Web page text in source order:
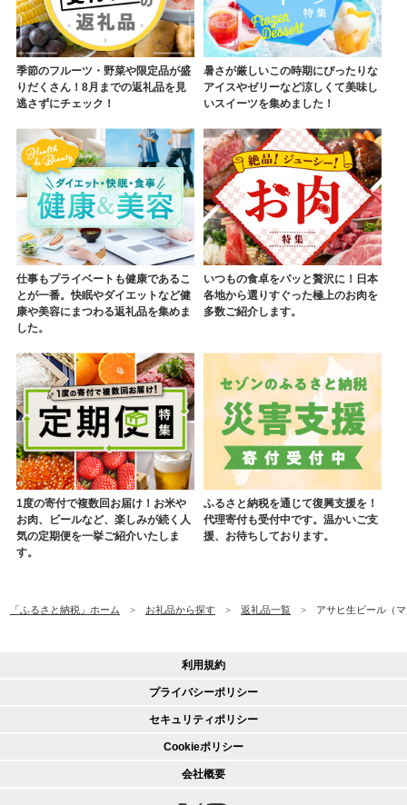
季節のフルーツ・野菜や限定品が盛
りだくさん！8月までの返礼品を見
逃さずにチェック！
暑さが厳しいこの時期にぴったりな
アイスやゼリーなど涼しくて美味し
いスイーツを集めました！
仕事もプライベートも健康であるこ
とが一番。快眠やダイエットなど健
康や美容にまつわる返礼品を集めま
した。
いつもの食卓をパッと贅沢に！日本
各地から選りすぐった極上のお肉を
多数ご紹介します。
1度の寄付で複数回お届け！お米や
お肉、ビールなど、楽しみが続く人
気の定期便を一挙ご紹介いたしま
す。
ふるさと納税を通じて復興支援を！
代理寄付も受付中です。温かいご支
援、お待ちしております。
「ふるさと納税」ホーム お礼品から探す 返礼品一覧 アサヒ生ビール（
利用規約
プライバシーポリシー
セキュリティポリシー
Cookieポリシー
会社概要